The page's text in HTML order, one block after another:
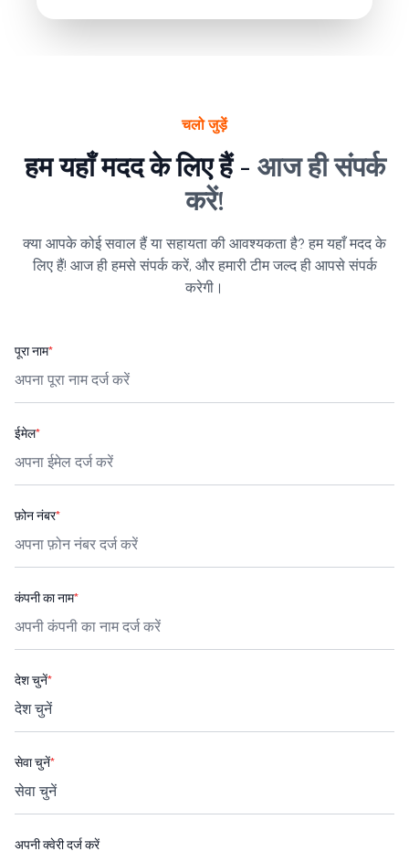
चलो जुड़ें
हम यहाँ मदद के लिए हैं - आज ही संपर्क
करें!
क्या आपके कोई सवाल हैं या सहायता की आवश्यकता है? हम यहाँ मदद के
लिए हैं! आज ही हमसे संपर्क करें, और हमारी टीम जल्द ही आपसे संपर्क
करेगी।
पूरा नाम*
ईमेल*
फ़ोन नंबर*
कंपनी का नाम*
देश चुनें*
सेवा चुनें*
अपनी क्वेरी दर्ज करें